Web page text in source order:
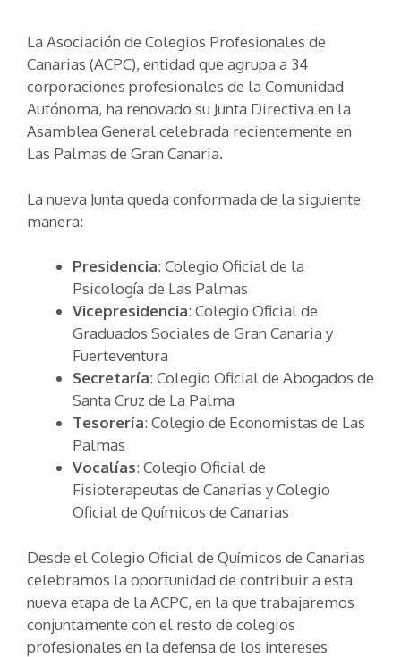
La Asociación de Colegios Profesionales de
Canarias (ACPC), entidad que agrupa a 34
corporaciones profesionales de la Comunidad
Autónoma, ha renovado su Junta Directiva en la
Asamblea General celebrada recientemente en
Las Palmas de Gran Canaria.
La nueva Junta queda conformada de la siguiente
manera:
Presidencia: Colegio Oficial de la
Psicología de Las Palmas
Vicepresidencia: Colegio Oficial de
Graduados Sociales de Gran Canaria y
Fuerteventura
Secretaría: Colegio Oficial de Abogados de
Santa Cruz de La Palma
Tesorería: Colegio de Economistas de Las
Palmas
Vocalías: Colegio Oficial de
Fisioterapeutas de Canarias y Colegio
Oficial de Químicos de Canarias
Desde el Colegio Oficial de Químicos de Canarias
celebramos la oportunidad de contribuir a esta
nueva etapa de la ACPC, en la que trabajaremos
conjuntamente con el resto de colegios
profesionales en la defensa de los intereses